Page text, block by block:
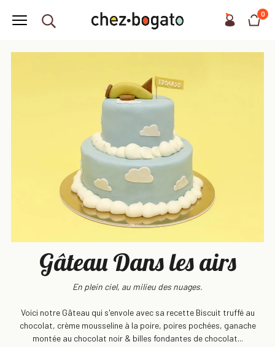
0
Gâteau Dans les airs
En plein ciel, au milieu des nuages.
Voici notre Gâteau qui s'envole avec sa recette Biscuit truffé au
chocolat, crème mousseline à la poire, poires pochées, ganache
montée au chocolat noir & billes fondantes de chocolat...